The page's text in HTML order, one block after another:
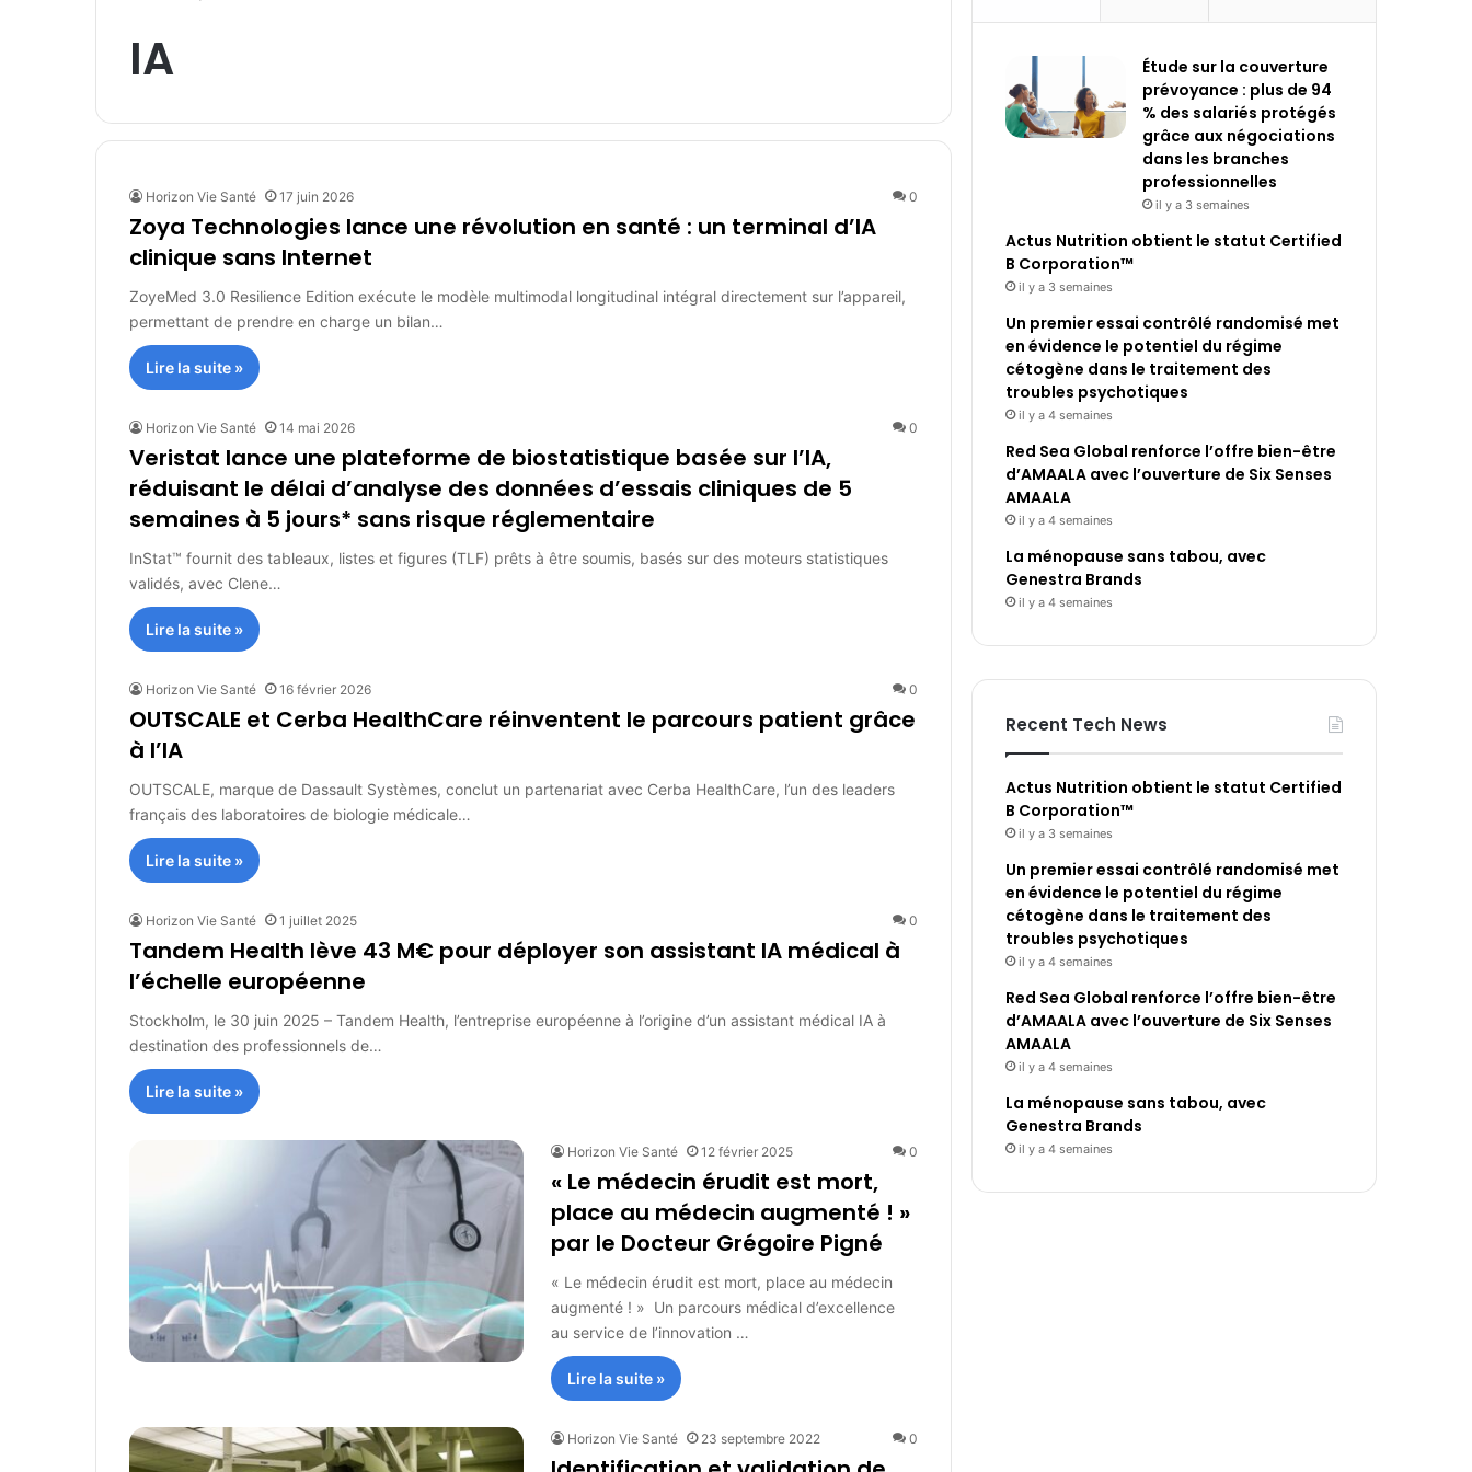
IA
Horizon Vie Santé 17 juin 2026 0
Zoya Technologies lance une révolution en santé : un terminal d’IA
clinique sans Internet
ZoyeMed 3.0 Resilience Edition exécute le modèle multimodal longitudinal intégral directement sur l’appareil,
permettant de prendre en charge un bilan…
Lire la suite »
Horizon Vie Santé 14 mai 2026 0
Veristat lance une plateforme de biostatistique basée sur l’IA,
réduisant le délai d’analyse des données d’essais cliniques de 5
semaines à 5 jours* sans risque réglementaire
InStat™ fournit des tableaux, listes et figures (TLF) prêts à être soumis, basés sur des moteurs statistiques
validés, avec Clene…
Lire la suite »
Horizon Vie Santé 16 février 2026 0
OUTSCALE et Cerba HealthCare réinventent le parcours patient grâce
à l’IA
OUTSCALE, marque de Dassault Systèmes, conclut un partenariat avec Cerba HealthCare, l’un des leaders
français des laboratoires de biologie médicale…
Lire la suite »
Horizon Vie Santé 1 juillet 2025 0
Tandem Health lève 43 M€ pour déployer son assistant IA médical à
l’échelle européenne
Stockholm, le 30 juin 2025 – Tandem Health, l’entreprise européenne à l’origine d’un assistant médical IA à
destination des professionnels de…
Lire la suite »
Horizon Vie Santé 12 février 2025 0
« Le médecin érudit est mort,
place au médecin augmenté ! »
par le Docteur Grégoire Pigné
« Le médecin érudit est mort, place au médecin
augmenté ! » Un parcours médical d’excellence
au service de l’innovation …
Lire la suite »
Horizon Vie Santé 23 septembre 2022 0
Étude sur la couverture
prévoyance : plus de 94
% des salariés protégés
grâce aux négociations
dans les branches
professionnelles
il y a 3 semaines
Actus Nutrition obtient le statut Certified
B Corporation™
il y a 3 semaines
Un premier essai contrôlé randomisé met
en évidence le potentiel du régime
cétogène dans le traitement des
troubles psychotiques
il y a 4 semaines
Red Sea Global renforce l’offre bien-être
d’AMAALA avec l’ouverture de Six Senses
AMAALA
il y a 4 semaines
La ménopause sans tabou, avec
Genestra Brands
il y a 4 semaines
Recent Tech News
Actus Nutrition obtient le statut Certified
B Corporation™
il y a 3 semaines
Un premier essai contrôlé randomisé met
en évidence le potentiel du régime
cétogène dans le traitement des
troubles psychotiques
il y a 4 semaines
Red Sea Global renforce l’offre bien-être
d’AMAALA avec l’ouverture de Six Senses
AMAALA
il y a 4 semaines
La ménopause sans tabou, avec
Genestra Brands
il y a 4 semaines